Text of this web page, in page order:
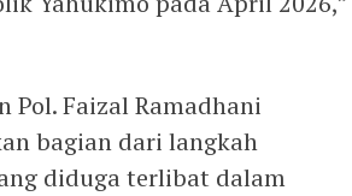
Pol. Faizal Ramadhani
bagian dari langkah
diduga terlibat dalam